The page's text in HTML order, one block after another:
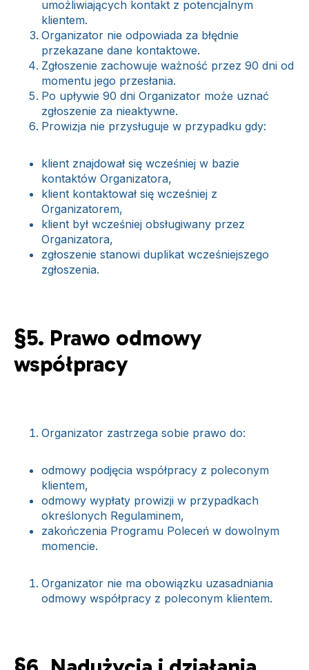
umożliwiających kontakt z potencjalnym
klientem.
Organizator nie odpowiada za błędnie
przekazane dane kontaktowe.
Zgłoszenie zachowuje ważność przez 90 dni od
momentu jego przesłania.
Po upływie 90 dni Organizator może uznać
zgłoszenie za nieaktywne.
Prowizja nie przysługuje w przypadku gdy:
klient znajdował się wcześniej w bazie
kontaktów Organizatora,
klient kontaktował się wcześniej z
Organizatorem,
klient był wcześniej obsługiwany przez
Organizatora,
zgłoszenie stanowi duplikat wcześniejszego
zgłoszenia.
§5. Prawo odmowy
współpracy
Organizator zastrzega sobie prawo do:
odmowy podjęcia współpracy z poleconym
klientem,
odmowy wypłaty prowizji w przypadkach
określonych Regulaminem,
zakończenia Programu Poleceń w dowolnym
momencie.
Organizator nie ma obowiązku uzasadniania
odmowy współpracy z poleconym klientem.